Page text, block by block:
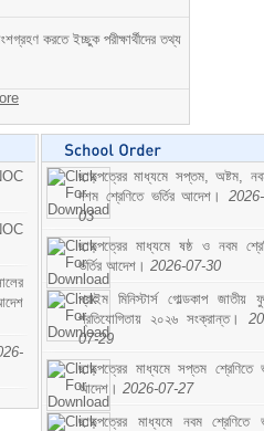
করতে ইচ্ছুক পরীক্ষার্থীদের তথ্য
ছাড়পত্রের মাধ্যমে সপ্তম, অষ্টম,
দশম শ্রেণিতে ভর্তির আদেশ।
03
ছাড়পত্রের মাধ্যমে ষষ্ঠ ও নবম
ভর্তির আদেশ। 2026-07-30
প্রাইম মিনিস্টার্স গোল্ডকাপ জাতীয়
প্রতিযোগিতায় ২০২৬ সংক্রান্ত।
07-29
ছাড়পত্রের মাধ্যমে সপ্তম শ্রেণিতে
আদেশ। 2026-07-27
ছাড়পত্রের মাধ্যমে নবম শ্রেণিতে